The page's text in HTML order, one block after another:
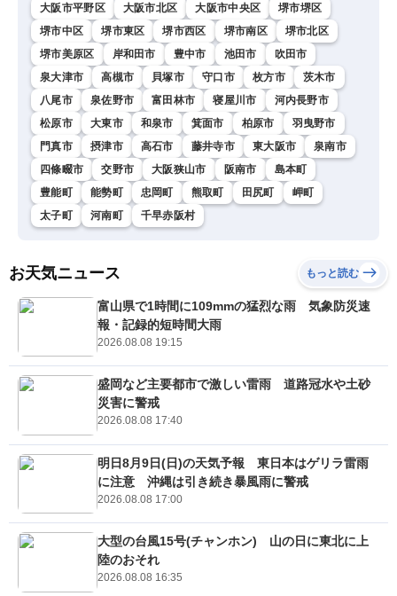
大阪市平野区 大阪市北区 大阪市中央区
堺市堺区
堺市中区
堺市東区 堺市西区 堺市南区
堺市北区
堺市美原区
岸和田市 豊中市 池田市
吹田市
泉大津市
高槻市 貝塚市 守口市 枚方市
茨木市
八尾市
泉佐野市 富田林市 寝屋川市
河内長野市
松原市
大東市 和泉市 箕面市 柏原市
羽曳野市
門真市
摂津市 高石市 藤井寺市 東大阪市
泉南市
四條畷市
交野市 大阪狭山市 阪南市
島本町
豊能町
能勢町 忠岡町 熊取町 田尻町
岬町
太子町
河南町 千早赤阪村
お天気ニュース もっと読む
富山県で1時間に109mmの猛烈な雨 気象防災速
報・記録的短時間大雨
2026.08.08 19:15
盛岡など主要都市で激しい雷雨 道路冠水や土砂
災害に警戒
2026.08.08 17:40
明日8月9日(日)の天気予報 東日本はゲリラ雷雨
に注意 沖縄は引き続き暴風雨に警戒
2026.08.08 17:00
大型の台風15号(チャンホン) 山の日に東北に上
陸のおそれ
2026.08.08 16:35